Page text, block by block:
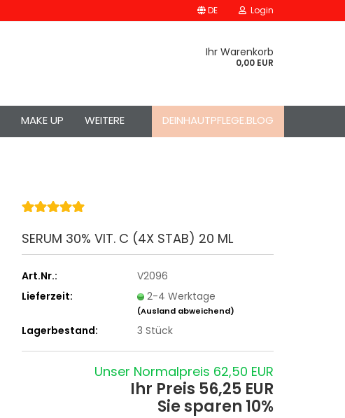
DE Login
Ihr Warenkorb
0,00 EUR
MAKE UP DEINHAUTPFLEGE.BLOG
WEITERE
SERUM 30% VIT. C (4X STAB) 20 ML
Art.Nr.:
V2096
Lieferzeit:
2-4 Werktage
(Ausland abweichend)
Lagerbestand: 3 Stück
Unser Normalpreis 62,50 EUR
Ihr Preis 56,25 EUR
Sie sparen 10%